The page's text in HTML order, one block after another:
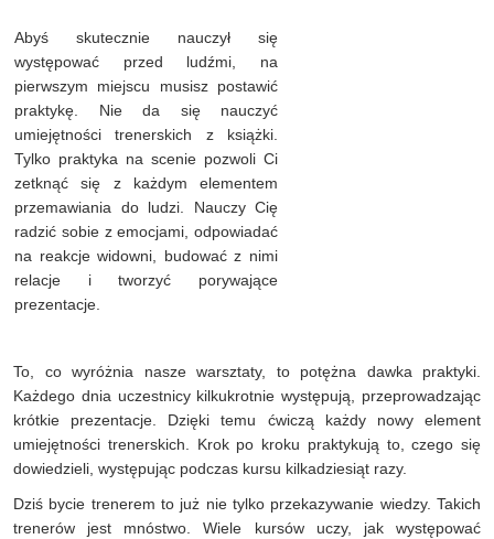
Abyś skutecznie nauczył się
występować przed ludźmi, na
pierwszym miejscu musisz postawić
praktykę. Nie da się nauczyć
umiejętności trenerskich z książki.
Tylko praktyka na scenie pozwoli Ci
zetknąć się z każdym elementem
przemawiania do ludzi. Nauczy Cię
radzić sobie z emocjami, odpowiadać
na reakcje widowni, budować z nimi
relacje i tworzyć porywające
prezentacje.
To, co wyróżnia nasze warsztaty, to potężna dawka praktyki.
Każdego dnia uczestnicy kilkukrotnie występują, przeprowadzając
krótkie prezentacje. Dzięki temu ćwiczą każdy nowy element
umiejętności trenerskich. Krok po kroku praktykują to, czego się
dowiedzieli, występując podczas kursu kilkadziesiąt razy.
Dziś bycie trenerem to już nie tylko przekazywanie wiedzy. Takich
trenerów jest mnóstwo. Wiele kursów uczy, jak występować